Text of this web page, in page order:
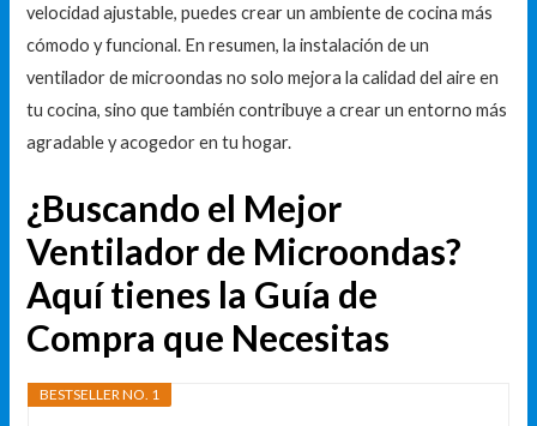
velocidad ajustable, puedes crear un ambiente de cocina más
cómodo y funcional. En resumen, la instalación de un
ventilador de microondas no solo mejora la calidad del aire en
tu cocina, sino que también contribuye a crear un entorno más
agradable y acogedor en tu hogar.
¿Buscando el Mejor
Ventilador de Microondas?
Aquí tienes la Guía de
Compra que Necesitas
BESTSELLER NO. 1